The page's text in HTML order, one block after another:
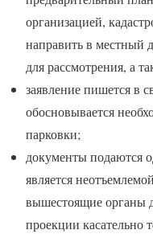
организацией,
направить в местный
для рассмотрения, а
заявление пишется в
обосновывается
парковки;
документы подаются
является
вышестоящие органы
проекции касательно